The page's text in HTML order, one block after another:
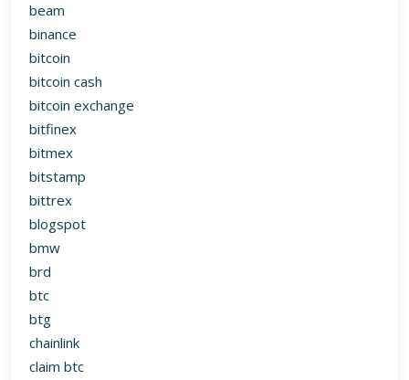
beam
binance
bitcoin
bitcoin cash
bitcoin exchange
bitfinex
bitmex
bitstamp
bittrex
blogspot
bmw
brd
btc
btg
chainlink
claim btc